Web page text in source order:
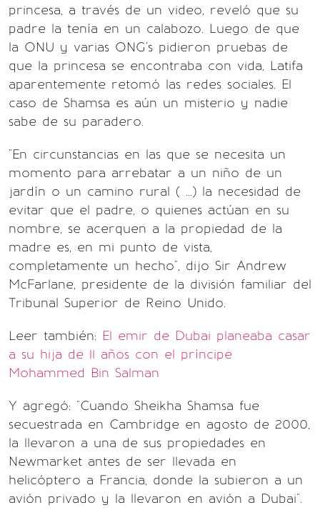
princesa, a través de un video, reveló que su
padre la tenía en un calabozo. Luego de que
la ONU y varias ONG's pidieron pruebas de
que la princesa se encontraba con vida, Latifa
aparentemente retomó las redes sociales. El
caso de Shamsa es aún un misterio y nadie
sabe de su paradero.
"En circunstancias en las que se necesita un
momento para arrebatar a un niño de un
jardín o un camino rural ( ...) la necesidad de
evitar que el padre, o quienes actúan en su
nombre, se acerquen a la propiedad de la
madre es, en mi punto de vista,
completamente un hecho", dijo Sir Andrew
McFarlane, presidente de la división familiar del
Tribunal Superior de Reino Unido.
Leer también: El emir de Dubai planeaba casar
a su hija de 11 años con el príncipe
Mohammed Bin Salman
Y agregó: "Cuando Sheikha Shamsa fue
secuestrada en Cambridge en agosto de 2000,
la llevaron a una de sus propiedades en
Newmarket antes de ser llevada en
helicóptero a Francia, donde la subieron a un
avión privado y la llevaron en avión a Dubai".